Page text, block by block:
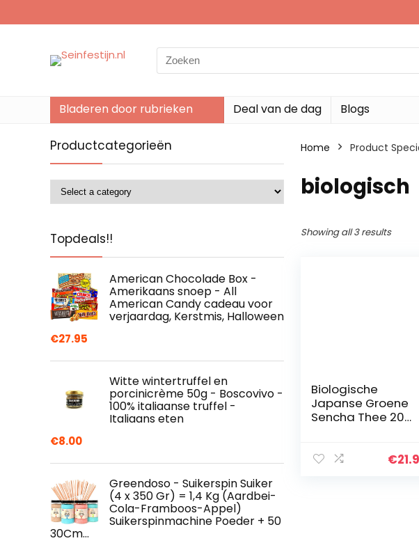
Search
for:
Bladeren door rubrieken Deal van de dag Blogs
Productcategorieën
Topdeals!!
American Chocolade Box -
Amerikaans snoep - All
American Candy cadeau voor
verjaardag, Kerstmis, Halloween
€27.95
Witte wintertruffel en
porcinicrème 50g - Boscovivo -
100% italiaanse truffel -
Italiaans eten
€8.00
Greendoso - Suikerspin Suiker
(4 x 350 Gr) = 1,4 Kg (Aardbei-
Cola-Framboos-Appel)
Suikerspinmachine Poeder + 50
30Cm…
Home Product
‎biologisch
Showing all 3 results
Biologische
Japanse Groene
Sencha Thee 200
Zuivere Groene
€